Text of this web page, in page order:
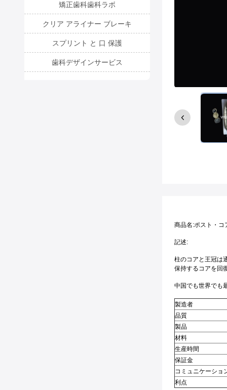
矯正歯科歯科ラボ
クリア アライナー ブレーキ
スプリント と 口 保護
歯科デザインサービス
商品名:ポスト・コ
記述:
柱のコアと王冠は
保持するコアを回
中国でも世界でも
製造者
品質
製品
材料
生産時間
保証金
コミュニケーショ
利点